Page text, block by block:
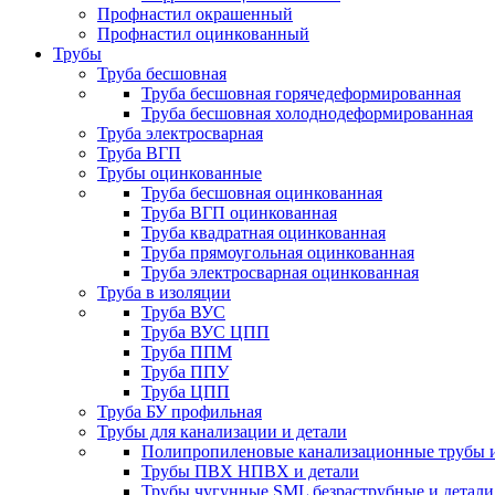
Профнастил окрашенный
Профнастил оцинкованный
Трубы
Труба бесшовная
Труба бесшовная горячедеформированная
Труба бесшовная холоднодеформированная
Труба электросварная
Труба ВГП
Трубы оцинкованные
Труба бесшовная оцинкованная
Труба ВГП оцинкованная
Труба квадратная оцинкованная
Труба прямоугольная оцинкованная
Труба электросварная оцинкованная
Труба в изоляции
Труба ВУС
Труба ВУС ЦПП
Труба ППМ
Труба ППУ
Труба ЦПП
Труба БУ профильная
Трубы для канализации и детали
Полипропиленовые канализационные трубы
Трубы ПВХ НПВХ и детали
Трубы чугунные SML безраструбные и детали